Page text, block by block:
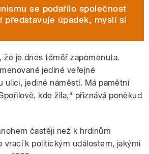
se podařilo společnost
úpadek, myslí si
že je dnes téměř zapomenuta.
jediné veřejné
ulici, jediné náměstí. Má pamětní
kde žila,“ přiznává poněkud
častěji než k hrdinům
vrací k politickým událostem, jakými